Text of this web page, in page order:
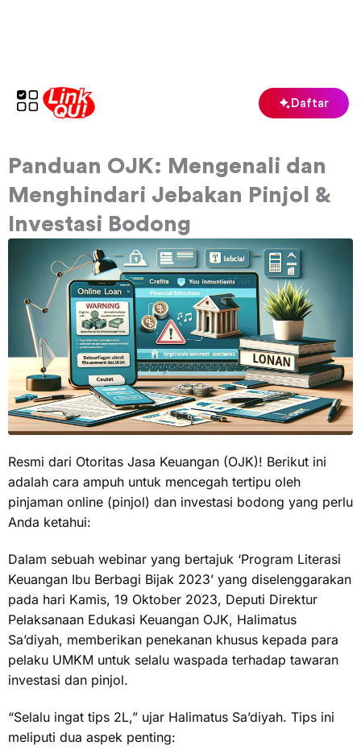
Daftar
Panduan OJK: Mengenali dan
Menghindari Jebakan Pinjol &
Investasi Bodong
Resmi dari Otoritas Jasa Keuangan (OJK)! Berikut ini
adalah cara ampuh untuk mencegah tertipu oleh
pinjaman online (pinjol) dan investasi bodong yang perlu
Anda ketahui:
Dalam sebuah webinar yang bertajuk ‘Program Literasi
Keuangan Ibu Berbagi Bijak 2023’ yang diselenggarakan
pada hari Kamis, 19 Oktober 2023, Deputi Direktur
Pelaksanaan Edukasi Keuangan OJK, Halimatus
Sa’diyah, memberikan penekanan khusus kepada para
pelaku UMKM untuk selalu waspada terhadap tawaran
investasi dan pinjol.
“Selalu ingat tips 2L,” ujar Halimatus Sa’diyah. Tips ini
meliputi dua aspek penting: